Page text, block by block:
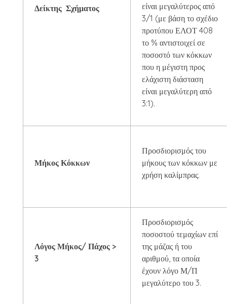
Δείκτης Σχήματος
είναι μεγαλύτερος από
3/1 (με βάση το σχέδιο
προτύπου ΕΛΟΤ 408
το % αντιστοιχεί σε
ποσοστό των κόκκων
που η μέγιστη προς
ελάχιστη διάσταση
είναι μεγαλύτερη από
3:1).
Μήκος Κόκκων
Προσδιορισμός του
μήκους των κόκκων με
χρήση καλίμπρας.
Λόγος Μήκος/ Πάχος >
3
Προσδιορισμός
ποσοστού τεμαχίων επί
της μάζας ή του
αριθμού, τα οποία
έχουν λόγο Μ/Π
μεγαλύτερο του 3.